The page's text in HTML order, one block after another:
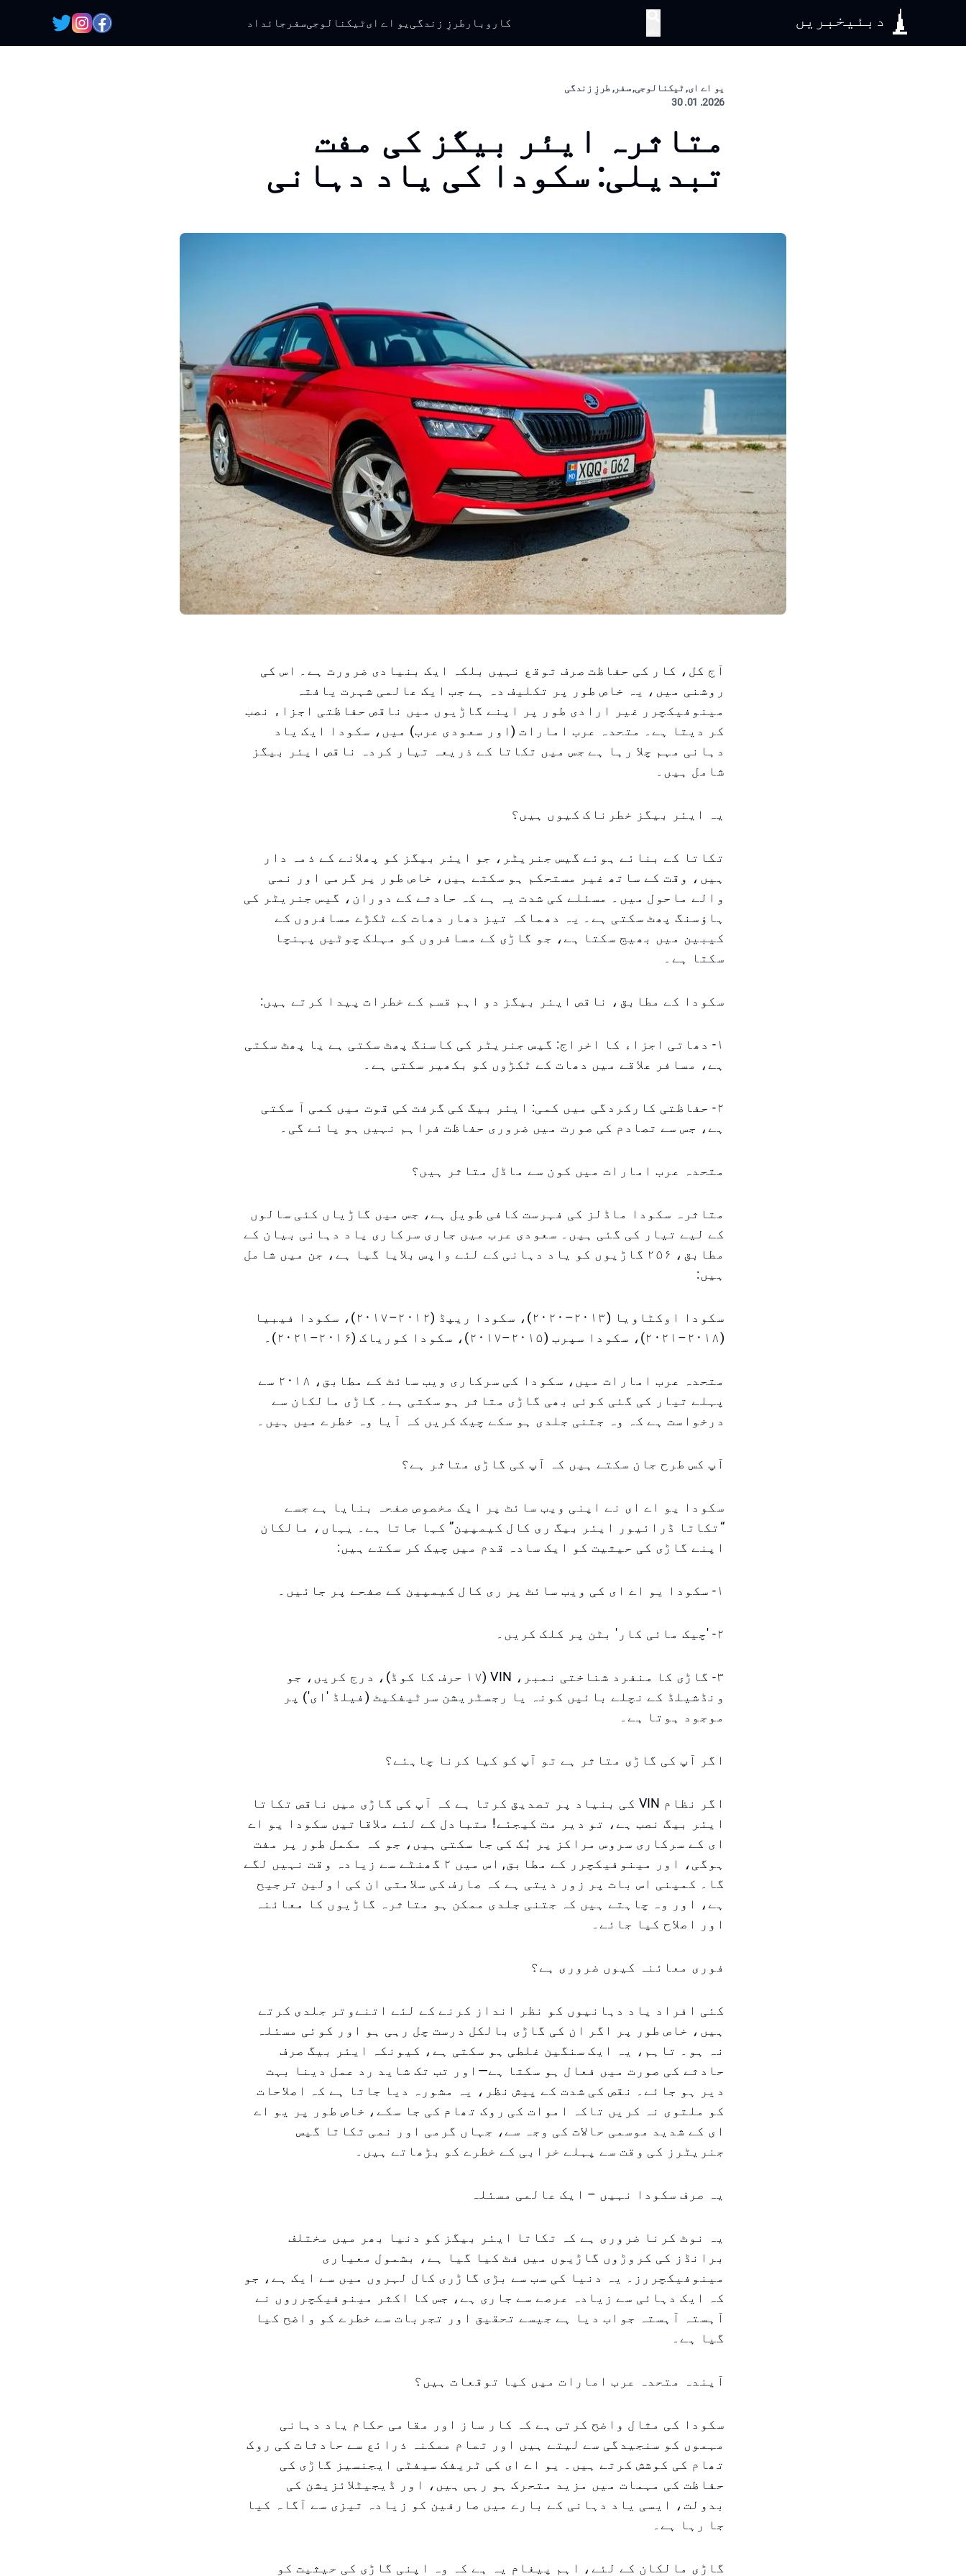
دبئیخبریں کاروبار طرزِ زندگی یو اے ایٹیکنالوجیسفر جائداد
یو اے ای, ٹیکنالوجی, سفر, طرزِ زندگی
2026. 01. 30
متاثرہ ایئر بیگز کی مفت
تبدیلی: سکودا کی یاد دہانی
آج کل، کار کی حفاظت صرف توقع نہیں بلکہ ایک بنیادی ضرورت ہے۔ اس کی
روشنی میں، یہ خاص طور پر تکلیف دہ ہے جب ایک عالمی شہرت یافتہ
مینوفیکچرر غیر ارادی طور پر اپنے گاڑیوں میں ناقص حفاظتی اجزاء نصب
کر دیتا ہے۔ متحدہ عرب امارات (اور سعودی عرب) میں، سکودا ایک یاد
دہانی مہم چلا رہا ہے جس میں تکاتا کے ذریعہ تیار کردہ ناقص ایئر بیگز
شامل ہیں۔
یہ ایئر بیگز خطرناک کیوں ہیں؟
تکاتا کے بنائے ہوئے گیس جنریٹر، جو ایئر بیگز کو پھلانے کے ذمہ دار
ہیں، وقت کے ساتھ غیر مستحکم ہو سکتے ہیں، خاص طور پر گرمی اور نمی
والے ماحول میں۔ مسئلے کی شدت یہ ہے کہ حادثے کے دوران، گیس جنریٹر کی
ہاؤسنگ پھٹ سکتی ہے۔ یہ دھماکہ تیز دھار دھات کے ٹکڑے مسافروں کے
کیبین میں بھیج سکتا ہے، جو گاڑی کے مسافروں کو مہلک چوٹیں پہنچا
سکتا ہے۔
سکودا کے مطابق، ناقص ایئر بیگز دو اہم قسم کے خطرات پیدا کرتے ہیں:
۱- دھاتی اجزاء کا اخراج: گیس جنریٹر کی کاسنگ پھٹ سکتی ہے یا پھٹ سکتی
ہے، مسافر علاقے میں دھات کے ٹکڑوں کو بکھیر سکتی ہے۔
۲- حفاظتی کارکردگی میں کمی: ایئر بیگ کی گرفت کی قوت میں کمی آ سکتی
ہے، جس سے تصادم کی صورت میں ضروری حفاظت فراہم نہیں ہو پائے گی۔
متحدہ عرب امارات میں کون سے ماڈل متاثر ہیں؟
متاثرہ سکودا ماڈلز کی فہرست کافی طویل ہے، جس میں گاڑیاں کئی سالوں
کے لیے تیار کی گئی ہیں۔ سعودی عرب میں جاری سرکاری یاد دہانی بیان کے
مطابق، ۲۵۶ گاڑیوں کو یاد دہانی کے لئے واپس بلایا گیا ہے، جن میں شامل
ہیں:
سکودا اوکٹاویا (۲۰۱۳–۲۰۲۰)، سکودا ریپڈ (۲۰۱۲–۲۰۱۷)، سکودا فیبیا
(۲۰۱۸–۲۰۲۱)، سکودا سپرب (۲۰۱۵–۲۰۱۷)، سکودا کوریاک (۲۰۱۶–۲۰۲۱)۔
متحدہ عرب امارات میں، سکودا کی سرکاری ویب سائٹ کے مطابق، ۲۰۱۸ سے
پہلے تیار کی گئی کوئی بھی گاڑی متاثر ہو سکتی ہے۔ گاڑی مالکان سے
درخواست ہے کہ وہ جتنی جلدی ہو سکے چیک کریں کہ آیا وہ خطرے میں ہیں۔
آپ کس طرح جان سکتے ہیں کہ آپ کی گاڑی متاثر ہے؟
سکودا یو اے ای نے اپنی ویب سائٹ پر ایک مخصوص صفحہ بنایا ہے جسے
“تکاتا ڈرائیور ایئر بیگ ری کال کیمپین” کہا جاتا ہے۔ یہاں، مالکان
اپنے گاڑی کی حیثیت کو ایک سادہ قدم میں چیک کر سکتے ہیں:
۱- سکودا یو اے ای کی ویب سائٹ پر ری کال کیمپین کے صفحے پر جائیں۔
۲- 'چیک مائی کار' بٹن پر کلک کریں۔
۳- گاڑی کا منفرد شناختی نمبر، VIN (۱۷ حرف کا کوڈ)، درج کریں، جو
ونڈشیلڈ کے نچلے بائیں کونہ یا رجسٹریشن سرٹیفکیٹ (فیلڈ 'ای') پر
موجود ہوتا ہے۔
اگر آپ کی گاڑی متاثر ہے تو آپ کو کیا کرنا چاہئے؟
اگر نظام VIN کی بنیاد پر تصدیق کرتا ہے کہ آپ کی گاڑی میں ناقص تکاتا
ایئر بیگ نصب ہے، تو دیر مت کیجئے! متبادل کے لئے ملاقاتیں سکودا یو اے
ای کے سرکاری سروس مراکز پر بُک کی جا سکتی ہیں، جو کہ مکمل طور پر مفت
ہوگی، اور مینوفیکچرر کے مطابق, اس میں ۲ گھنٹے سے زیادہ وقت نہیں لگے
گا۔ کمپنی اس بات پر زور دیتی ہے کہ صارف کی سلامتی ان کی اولین ترجیح
ہے، اور وہ چاہتے ہیں کہ جتنی جلدی ممکن ہو متاثرہ گاڑیوں کا معائنہ
اور اصلاح کیا جائے۔
فوری معائنہ کیوں ضروری ہے؟
کئی افراد یاد دہانیوں کو نظر انداز کرنے کے لئے اتنےوتر جلدی کرتے
ہیں، خاص طور پر اگر ان کی گاڑی بالکل درست چل رہی ہو اور کوئی مسئلہ
نہ ہو۔ تاہم، یہ ایک سنگین غلطی ہو سکتی ہے، کیونکہ ایئر بیگ صرف
حادثے کی صورت میں فعال ہو سکتا ہے—اور تب تک شاید رد عمل دینا بہت
دیر ہو جائے۔ نقص کی شدت کے پیش نظر، یہ مشورہ دیا جاتا ہے کہ اصلاحات
کو ملتوی نہ کریں تاکہ اموات کی روک تھام کی جا سکے، خاص طور پر یو اے
ای کے شدید موسمی حالات کی وجہ سے، جہاں گرمی اور نمی تکاتا گیس
جنریٹرز کی وقت سے پہلے خرابی کے خطرے کو بڑھاتے ہیں۔
یہ صرف سکودا نہیں – ایک عالمی مسئلہ
یہ نوٹ کرنا ضروری ہے کہ تکاتا ایئر بیگز کو دنیا بھر میں مختلف
برانڈز کی کروڑوں گاڑیوں میں فٹ کیا گیا ہے، بشمول معیاری
مینوفیکچررز۔ یہ دنیا کی سب سے بڑی گاڑری کال لہروں میں سے ایک ہے، جو
کہ ایک دہائی سے زیادہ عرصے سے جاری ہے، جس کا اکثر مینوفیکچرروں نے
آہستہ آہستہ جواب دیا ہے جیسے تحقیق اور تجربات سے خطرے کو واضح کیا
گیا ہے۔
آیندہ متحدہ عرب امارات میں کیا توقعات ہیں؟
سکودا کی مثال واضح کرتی ہے کہ کار ساز اور مقامی حکام یاد دہانی
مہموں کو سنجیدگی سے لیتے ہیں اور تمام ممکنہ ذرائع سے حادثات کی روک
تھام کی کوشش کرتے ہیں۔ یو اے ای کی ٹریفک سیفٹی ایجنسیز گاڑی کی
حفاظت کی مہمات میں مزید متحرک ہو رہی ہیں، اور ڈیجیٹلائزیشن کی
بدولت، ایسی یاد دہانی کے بارے میں صارفین کو زیادہ تیزی سے آگاہ کیا
جا رہا ہے۔
گاڑی مالکان کے لئے، اہم پیغام یہ ہے کہ وہ اپنی گاڑی کی حیثیت کو